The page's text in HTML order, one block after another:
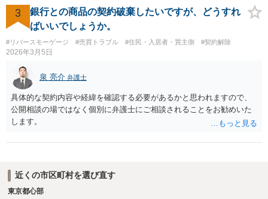
3
銀行との商品の契約破棄したいですが、どうすれ
ばいいでしょうか。
#リバースモーゲージ #売買トラブル #住民・入居者・買主側 #契約解除
2026年3月5日
泉 亮介 弁護士
具体的な契約内容や経緯を確認する必要があるかと思われますので、
公開相談の場ではなく個別に弁護士にご相談されることをお勧めいた
します。
近くの市区町村を選び直す
東京都心部